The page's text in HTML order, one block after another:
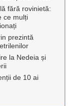
fără rovinietă:
ce mulți
prezintă
la Nedeia și
de 10 ai